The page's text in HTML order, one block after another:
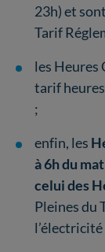
23h) et
Tarif
les Heures
tarif heures
;
enfin, les
à 6h du
celui des
Pleines du
l’électricité